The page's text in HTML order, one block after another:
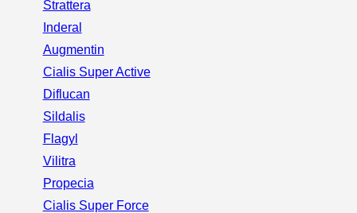
Strattera
Inderal
Augmentin
Cialis Super Active
Diflucan
Sildalis
Flagyl
Vilitra
Propecia
Cialis Super Force